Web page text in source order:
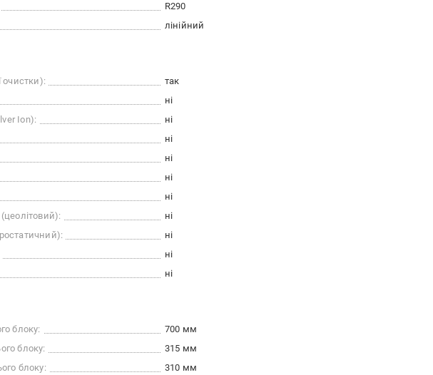
R290
лінійний
очистки):
так
ні
Ion):
ні
ні
ні
ні
ні
ні
ні
ні
ні
блоку:
700 мм
блоку:
315 мм
блоку:
310 мм